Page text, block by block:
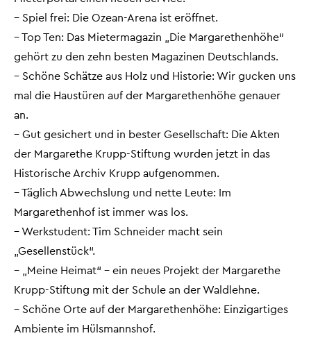
– Spiel frei: Die Ozean-Arena ist eröffnet.
– Top Ten: Das Mietermagazin „Die Margarethenhöhe“
gehört zu den zehn besten Magazinen Deutschlands.
– Schöne Schätze aus Holz und Historie: Wir gucken uns
mal die Haustüren auf der Margarethenhöhe genauer
an.
– Gut gesichert und in bester Gesellschaft: Die Akten
der Margarethe Krupp-Stiftung wurden jetzt in das
Historische Archiv Krupp aufgenommen.
– Täglich Abwechslung und nette Leute: Im
Margarethenhof ist immer was los.
– Werkstudent: Tim Schneider macht sein
„Gesellenstück“.
– „Meine Heimat“ – ein neues Projekt der Margarethe
Krupp-Stiftung mit der Schule an der Waldlehne.
– Schöne Orte auf der Margarethenhöhe: Einzigartiges
Ambiente im Hülsmannshof.